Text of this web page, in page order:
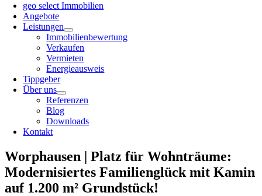
geo select Immobilien
Angebote
Leistungen
Immobilienbewertung
Verkaufen
Vermieten
Energieausweis
Tippgeber
Über uns
Referenzen
Blog
Downloads
Kontakt
Worphausen | Platz für Wohnträume:
Modernisiertes Familienglück mit Kamin
auf 1.200 m² Grundstück!